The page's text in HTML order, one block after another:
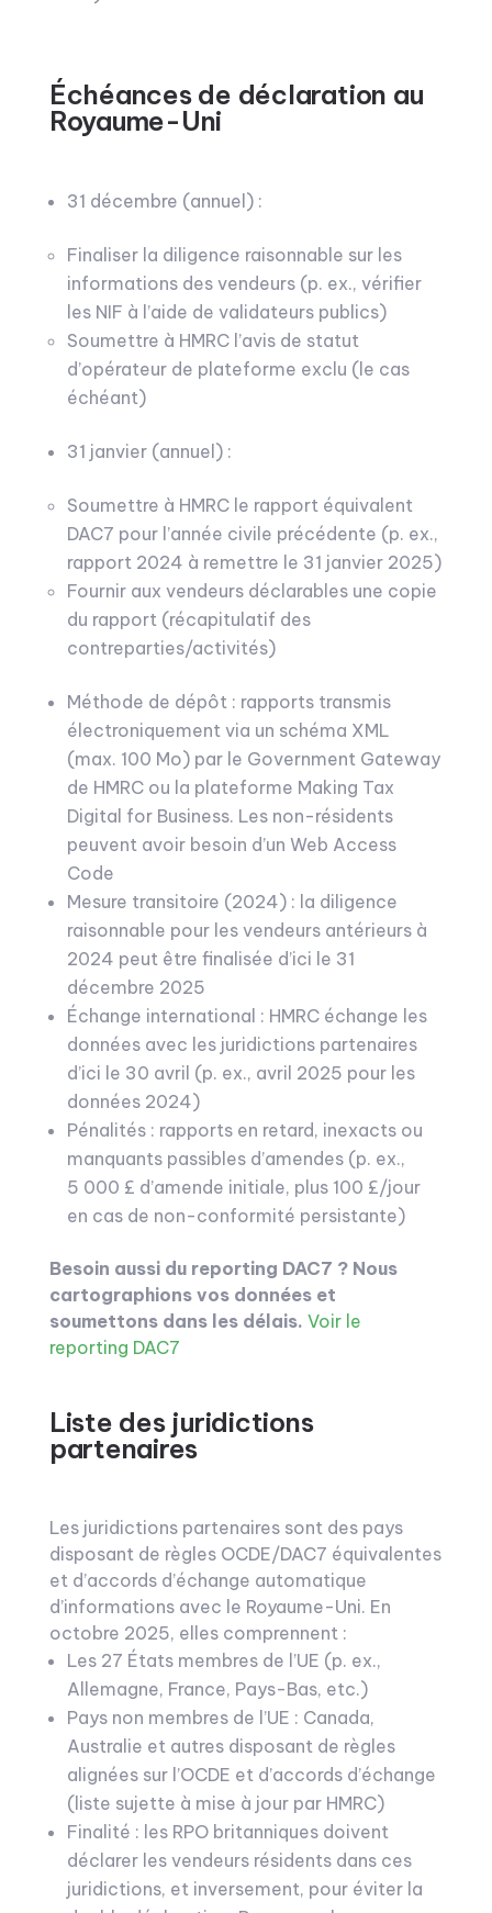
Échéances de déclaration au
Royaume-Uni
31 décembre (annuel) :
Finaliser la diligence raisonnable sur les
informations des vendeurs (p. ex., vérifier
les NIF à l’aide de validateurs publics)
Soumettre à HMRC l’avis de statut
d’opérateur de plateforme exclu (le cas
échéant)
31 janvier (annuel) :
Soumettre à HMRC le rapport équivalent
DAC7 pour l’année civile précédente (p. ex.,
rapport 2024 à remettre le 31 janvier 2025)
Fournir aux vendeurs déclarables une copie
du rapport (récapitulatif des
contreparties/activités)
Méthode de dépôt : rapports transmis
électroniquement via un schéma XML
(max. 100 Mo) par le Government Gateway
de HMRC ou la plateforme Making Tax
Digital for Business. Les non-résidents
peuvent avoir besoin d’un Web Access
Code
Mesure transitoire (2024) : la diligence
raisonnable pour les vendeurs antérieurs à
2024 peut être finalisée d’ici le 31
décembre 2025
Échange international : HMRC échange les
données avec les juridictions partenaires
d’ici le 30 avril (p. ex., avril 2025 pour les
données 2024)
Pénalités : rapports en retard, inexacts ou
manquants passibles d’amendes (p. ex.,
5 000 £ d’amende initiale, plus 100 £/jour
en cas de non-conformité persistante)
Besoin aussi du reporting DAC7 ? Nous
cartographions vos données et
soumettons dans les délais. Voir le
reporting DAC7
Liste des juridictions
partenaires
Les juridictions partenaires sont des pays
disposant de règles OCDE/DAC7 équivalentes
et d’accords d’échange automatique
d’informations avec le Royaume-Uni. En
octobre 2025, elles comprennent :
Les 27 États membres de l’UE (p. ex.,
Allemagne, France, Pays-Bas, etc.)
Pays non membres de l’UE : Canada,
Australie et autres disposant de règles
alignées sur l’OCDE et d’accords d’échange
(liste sujette à mise à jour par HMRC)
Finalité : les RPO britanniques doivent
déclarer les vendeurs résidents dans ces
juridictions, et inversement, pour éviter la